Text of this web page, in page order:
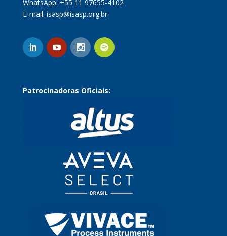
WhatsApp: +55 11 97655-4102
E-mail: isasp@isasp.org.br
Patrocinadoras Oficiais: